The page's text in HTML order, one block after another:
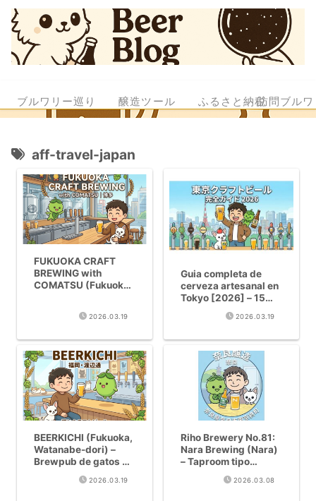
ブルワリー巡り 醸造ツール ふるさと納税訪問ブル
aff-travel-japan
FUKUOKA CRAFT
BREWING with
COMATSU (Fukuoka,
conectada a la2026.03.19
Guia completa de
cerveza artesanal en
Tokyo [2026] – 15
cervecerias por zona
y rutas modelo2026.03.19
BEERKICHI (Fukuoka,
Watanabe-dori) –
Brewpub de gatos x
cerveza artesanal
con NEKOBEER2026.03.19
Riho Brewery No.81:
Nara Brewing (Nara)
– Taproom tipo
almacen con Hazy
IPA premiada2026.03.08